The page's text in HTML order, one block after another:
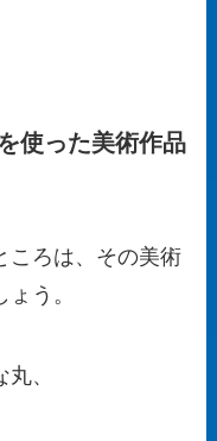
使った美術作品
ころは、その美術
う。
、